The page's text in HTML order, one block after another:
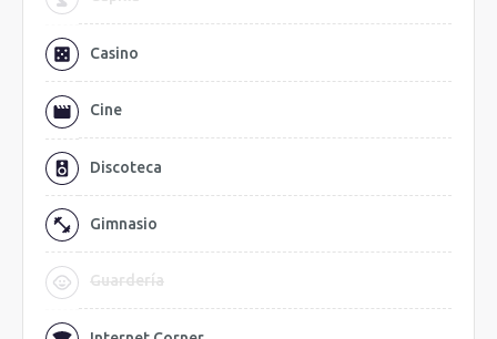
Casino
Cine
Discoteca
Gimnasio
Guardería